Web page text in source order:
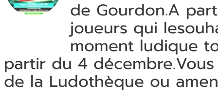
de Gourdon.A
joueurs qui
moment ludique
partir du 4
de la Ludothèque ou